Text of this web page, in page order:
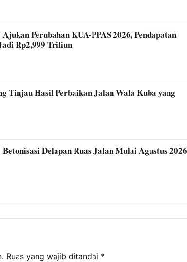
Perubahan KUA-PPAS 2026, Pendapatan
Rp2,999 Triliun
Tinjau Hasil Perbaikan Jalan Wala Kuba yang
Delapan Ruas Jalan Mulai Agustus 2026
Ruas yang wajib ditandai *